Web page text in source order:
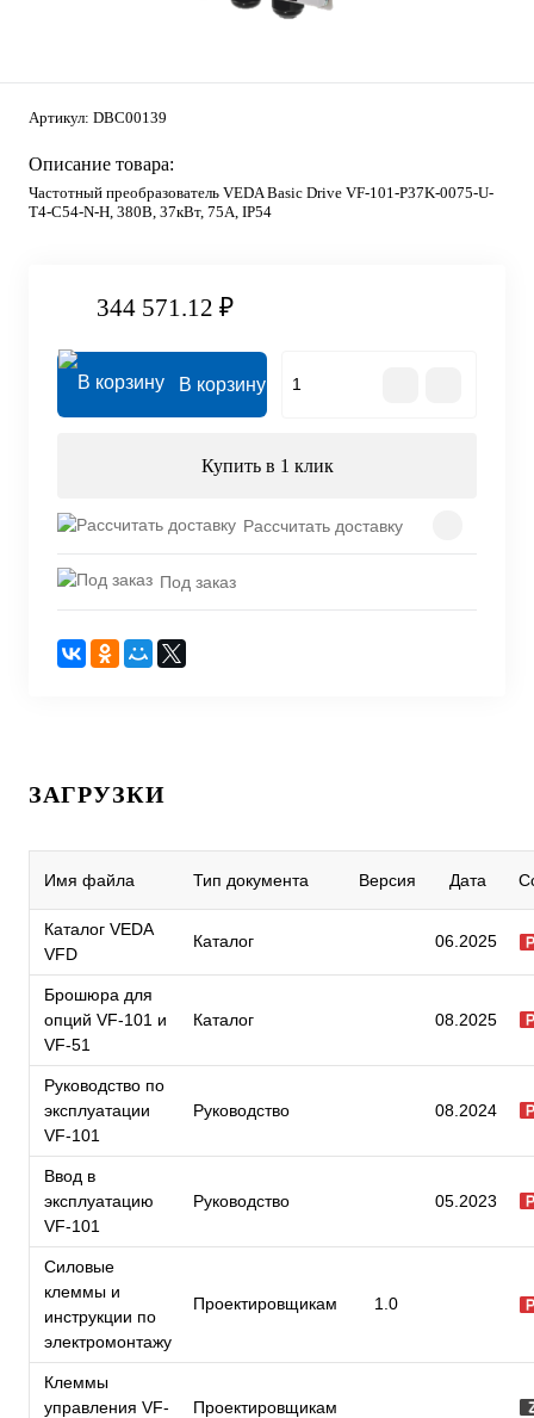
Артикул: DBC00139
Описание товара:
Частотный преобразователь VEDA Basic Drive VF-101-P37K-0075-U-
T4-C54-N-H, 380В, 37кВт, 75А, IP54
344 571.12 ₽
В корзину
Купить в 1 клик
Рассчитать доставку
Под заказ
ЗАГРУЗКИ
Имя файла Тип документа Версия Дата
Каталог VEDA
VFD
Каталог 06.2025
Брошюра для
опций VF-101 и
VF-51
Каталог 08.2025
Руководство по
эксплуатации
VF-101
Руководство 08.2024
Ввод в
эксплуатацию
VF-101
Руководство 05.2023
Силовые
клеммы и
инструкции по
электромонтажу
Проектировщикам 1.0
Клеммы
управления VF-
Проектировщикам